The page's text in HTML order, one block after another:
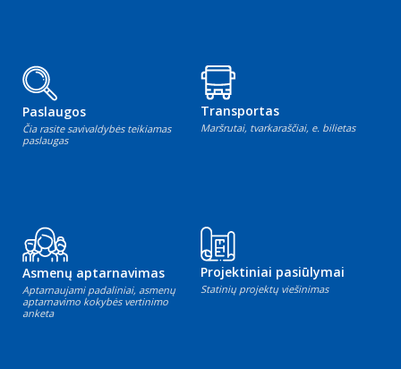
Paslaugos
Čia rasite savivaldybės teikiamas
paslaugas
Transportas
Maršrutai, tvarkaraščiai, e. bilietas
Asmenų aptarnavimas
Aptarnaujami padaliniai, asmenų
aptarnavimo kokybės vertinimo
anketa
Projektiniai pasiūlymai
Statinių projektų viešinimas